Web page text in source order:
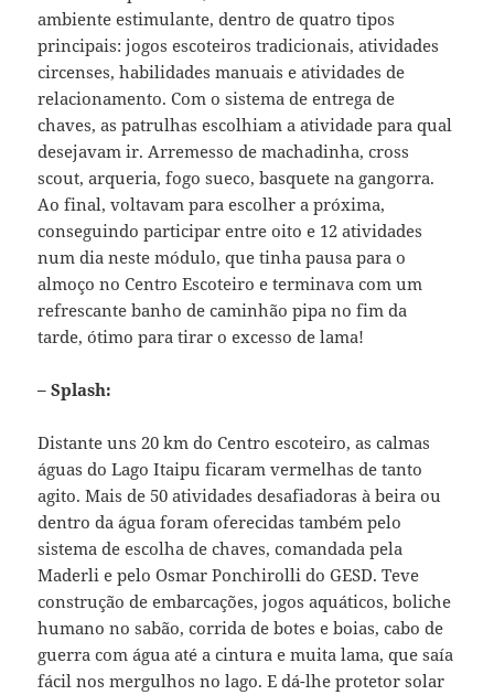
ambiente estimulante, dentro de quatro tipos
principais: jogos escoteiros tradicionais, atividades
circenses, habilidades manuais e atividades de
relacionamento. Com o sistema de entrega de
chaves, as patrulhas escolhiam a atividade para qual
desejavam ir. Arremesso de machadinha, cross
scout, arqueria, fogo sueco, basquete na gangorra.
Ao final, voltavam para escolher a próxima,
conseguindo participar entre oito e 12 atividades
num dia neste módulo, que tinha pausa para o
almoço no Centro Escoteiro e terminava com um
refrescante banho de caminhão pipa no fim da
tarde, ótimo para tirar o excesso de lama!
– Splash:
Distante uns 20 km do Centro escoteiro, as calmas
águas do Lago Itaipu ficaram vermelhas de tanto
agito. Mais de 50 atividades desafiadoras à beira ou
dentro da água foram oferecidas também pelo
sistema de escolha de chaves, comandada pela
Maderli e pelo Osmar Ponchirolli do GESD. Teve
construção de embarcações, jogos aquáticos, boliche
humano no sabão, corrida de botes e boias, cabo de
guerra com água até a cintura e muita lama, que saía
fácil nos mergulhos no lago. E dá-lhe protetor solar